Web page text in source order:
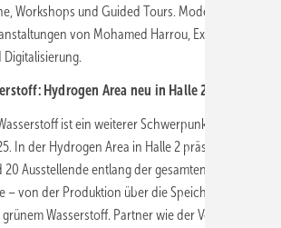
Workshops und Guided Tours. Moderiert
von Mohamed Harrou, Experte für
Hydrogen Area neu in Halle 2
ist ein weiterer Schwerpunkt
In der Hydrogen Area in Halle 2 präsentieren
20 Ausstellende entlang der gesamten
– von der Produktion über die Speicherung bis
Wasserstoff. Partner wie der Verband